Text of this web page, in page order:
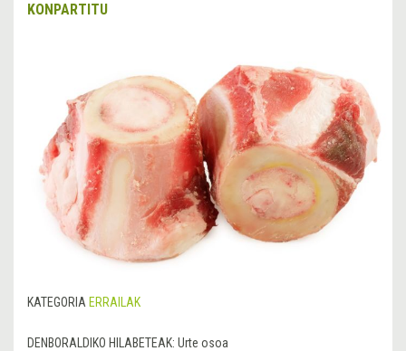
KONPARTITU
KATEGORIA ERRAILAK
DENBORALDIKO HILABETEAK: Urte osoa